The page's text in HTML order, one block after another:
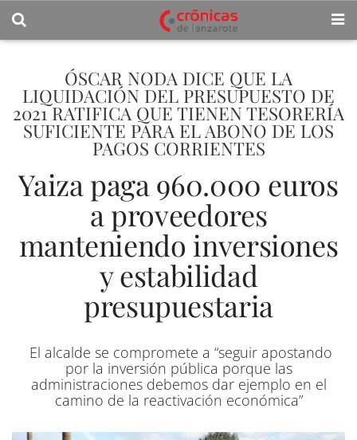
​ÓSCAR NODA DICE QUE LA
LIQUIDACIÓN DEL PRESUPUESTO DE
2021 RATIFICA QUE TIENEN TESORERÍA
SUFICIENTE PARA EL ABONO DE LOS
PAGOS CORRIENTES
Yaiza paga 960.000 euros
a proveedores
manteniendo inversiones
y estabilidad
presupuestaria
El alcalde se compromete a “seguir apostando
por la inversión pública porque las
administraciones debemos dar ejemplo en el
camino de la reactivación económica”